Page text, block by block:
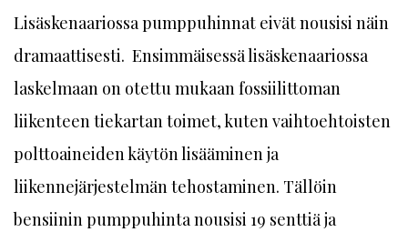
Lisäskenaariossa pumppuhinnat eivät nousisi näin
dramaattisesti. Ensimmäisessä lisäskenaariossa
laskelmaan on otettu mukaan fossiilittoman
liikenteen tiekartan toimet, kuten vaihtoehtoisten
polttoaineiden käytön lisääminen ja
liikennejärjestelmän tehostaminen. Tällöin
bensiinin pumppuhinta nousisi 19 senttiä ja